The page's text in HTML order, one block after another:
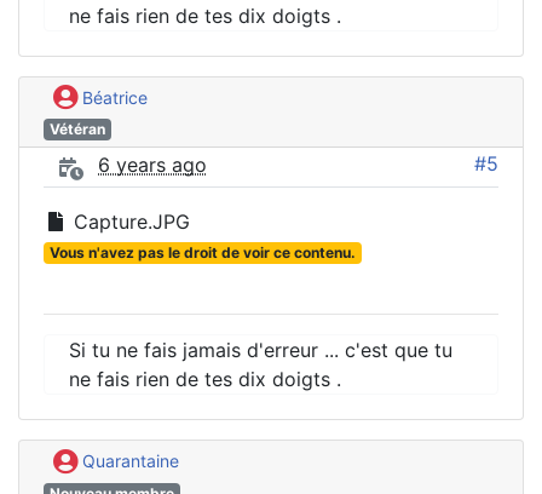
ne fais rien de tes dix doigts .
Béatrice
Vétéran
6 years ago #5
Capture.JPG
Vous n'avez pas le droit de voir ce contenu.
Si tu ne fais jamais d'erreur ... c'est que tu
ne fais rien de tes dix doigts .
Quarantaine